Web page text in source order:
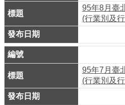
權
網
站
安
全
政
策
95年8月臺
(行業別及
95年7月臺
(行業別及